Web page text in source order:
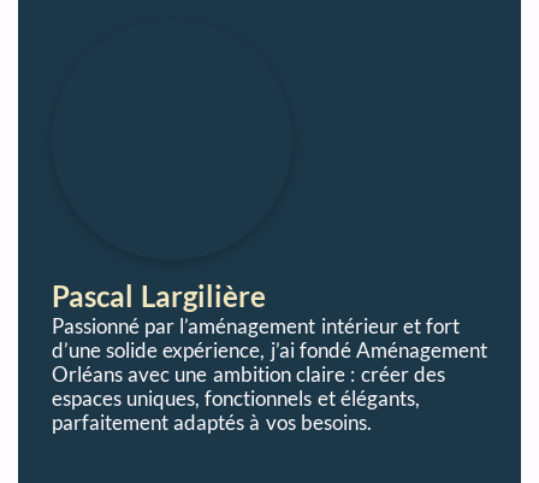
Pascal Largilière
Passionné par l’aménagement intérieur et fort
d’une solide expérience, j’ai fondé Aménagement
Orléans avec une ambition claire : créer des
espaces uniques, fonctionnels et élégants,
parfaitement adaptés à vos besoins.